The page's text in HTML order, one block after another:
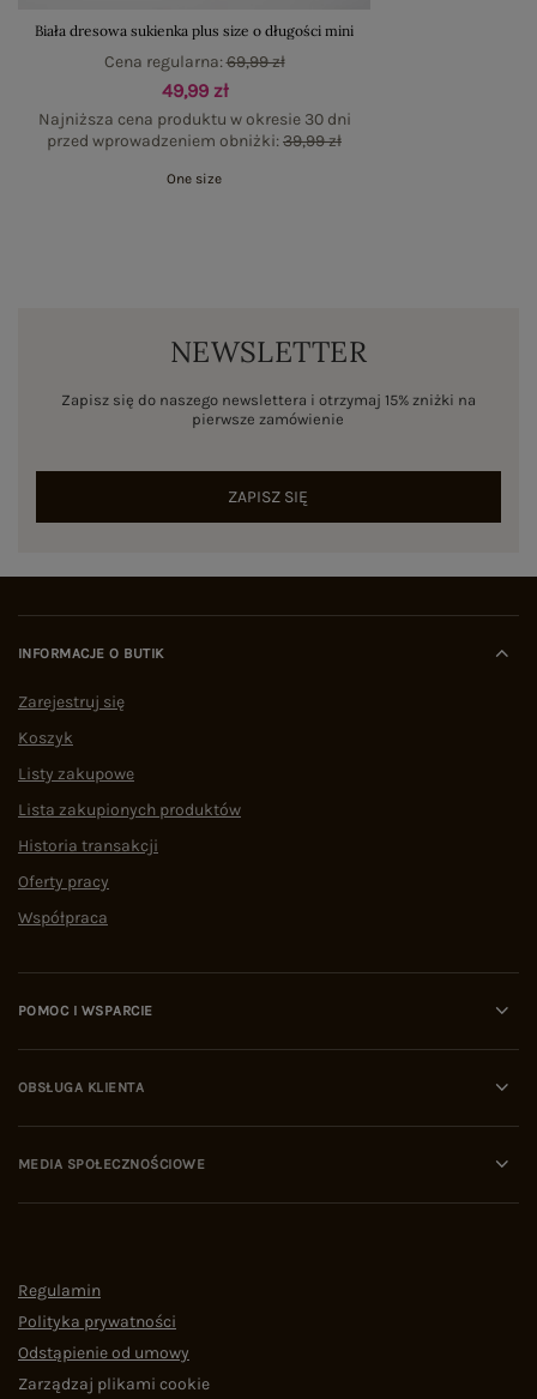
Biała dresowa sukienka plus size o długości mini
49,99 zł
Najniższa cena produktu w okresie 30 dni
przed wprowadzeniem obniżki:39,99 zł
Cena regularna:69,99 zł
One size
NEWSLETTER
Zapisz się do naszego newslettera i otrzymaj 15% zniżki na
pierwsze zamówienie
ZAPISZ SIĘ
INFORMACJE O BUTIK
Zarejestruj się
Koszyk
Listy zakupowe
Lista zakupionych produktów
Historia transakcji
Oferty pracy
Współpraca
POMOC I WSPARCIE
OBSŁUGA KLIENTA
MEDIA SPOŁECZNOŚCIOWE
Regulamin
Polityka prywatności
Odstąpienie od umowy
Zarządzaj plikami cookie